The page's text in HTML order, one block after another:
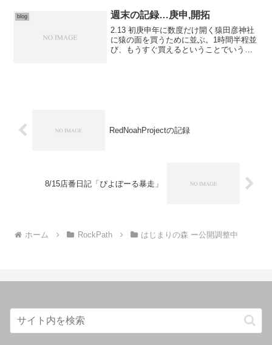
ればい...
blog 週末の記録…庚申,開拓
2.13 初庚申年に数度だけ開く猿田彦神社
に猿の面を買うために並ぶ。1時間半程並
び、もうすぐ買えるということでいうと
RedNoahProjectの記録
8/15店番日記「ぴよぼーる暴走」
ホーム RockPath はじまりの森 ー公開調整中